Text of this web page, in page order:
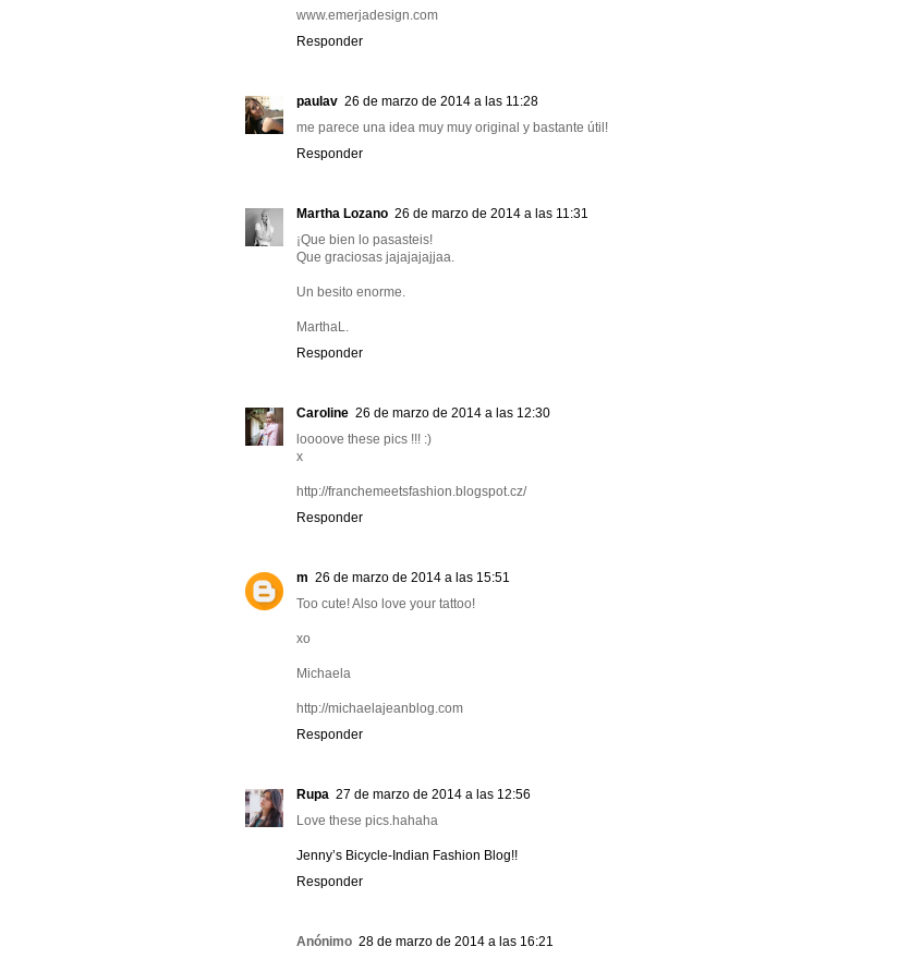
www.emerjadesign.com
Responder
paulav 26 de marzo de 2014 a las 11:28
me parece una idea muy muy original y bastante útil!
Responder
Martha Lozano 26 de marzo de 2014 a las 11:31
¡Que bien lo pasasteis!
Que graciosas jajajajajjaa.
Un besito enorme.
MarthaL.
Responder
Caroline 26 de marzo de 2014 a las 12:30
loooove these pics !!! :)
x
http://franchemeetsfashion.blogspot.cz/
Responder
m 26 de marzo de 2014 a las 15:51
Too cute! Also love your tattoo!
xo
Michaela
http://michaelajeanblog.com
Responder
Rupa 27 de marzo de 2014 a las 12:56
Love these pics.hahaha
Jenny’s Bicycle-Indian Fashion Blog!!
Responder
Anónimo 28 de marzo de 2014 a las 16:21